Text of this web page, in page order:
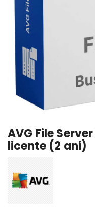
AVAST Driver Updater
AVAST SecureLine VPN
AVAST AntiTrack Premium
AVG File
licente (2 ani)